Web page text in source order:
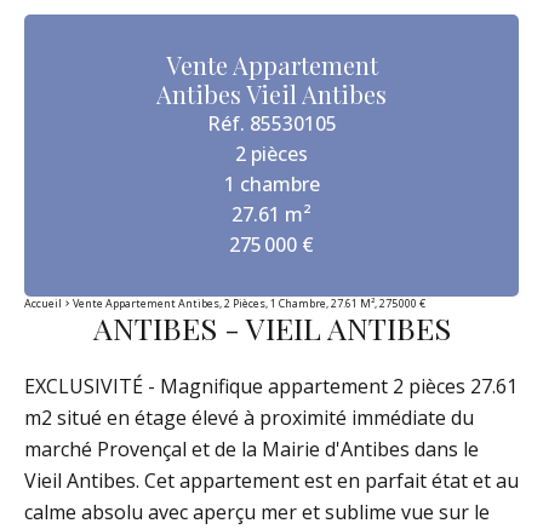
Vente Appartement
Antibes Vieil Antibes
Réf. 85530105
2 pièces
1 chambre
27.61 m²
275 000 €
Accueil Vente Appartement Antibes, 2 Pièces, 1 Chambre, 27.61 M², 275 000 €
ANTIBES - VIEIL ANTIBES
EXCLUSIVITÉ - Magnifique appartement 2 pièces 27.61
m2 situé en étage élevé à proximité immédiate du
marché Provençal et de la Mairie d'Antibes dans le
Vieil Antibes. Cet appartement est en parfait état et au
calme absolu avec aperçu mer et sublime vue sur le